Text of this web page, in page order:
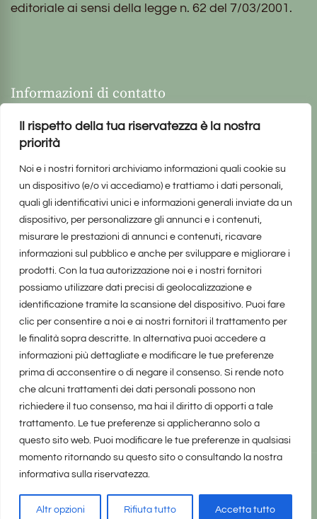
Il rispetto della tua riservatezza è la nostra
priorità
Noi e i nostri fornitori archiviamo informazioni quali cookie su
un dispositivo (e/o vi accediamo) e trattiamo i dati personali,
quali gli identificativi unici e informazioni generali inviate da un
dispositivo, per personalizzare gli annunci e i contenuti,
misurare le prestazioni di annunci e contenuti, ricavare
informazioni sul pubblico e anche per sviluppare e migliorare i
prodotti. Con la tua autorizzazione noi e i nostri fornitori
possiamo utilizzare dati precisi di geolocalizzazione e
identificazione tramite la scansione del dispositivo. Puoi fare
clic per consentire a noi e ai nostri fornitori il trattamento per
le finalità sopra descritte. In alternativa puoi accedere a
informazioni più dettagliate e modificare le tue preferenze
prima di acconsentire o di negare il consenso. Si rende noto
che alcuni trattamenti dei dati personali possono non
richiedere il tuo consenso, ma hai il diritto di opporti a tale
trattamento. Le tue preferenze si applicheranno solo a
questo sito web. Puoi modificare le tue preferenze in qualsiasi
momento ritornando su questo sito o consultando la nostra
informativa sulla riservatezza.
Altr opzioni Rifiuta tutto Accetta tutto
editoriale ai sensi della legge n. 62 del 7/03/2001.
Informazioni di contatto
realizzato da Marina Galatioto©2025 tutti i diritti riservati -
Privacy Policy
Privacy Policy